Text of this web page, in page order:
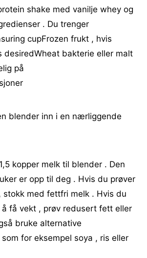
shake med vanilje whey og
. Du trenger
cupFrozen frukt , hvis
desiredWheat bakterie eller malt
på
blender inn i en nærliggende
kopper melk til blender . Den
er opp til deg . Hvis du prøver
stokk med fettfri melk . Hvis du
få vekt , prøv redusert fett eller
bruke alternative
for eksempel soya , ris eller